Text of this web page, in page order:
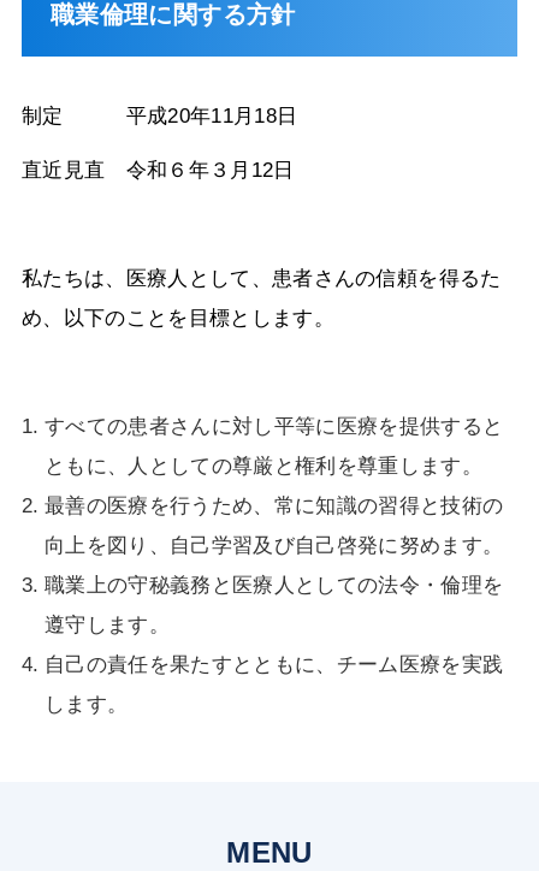
職業倫理に関する方針
制定 平成20年11月18日
直近見直 令和６年３月12日
私たちは、医療人として、患者さんの信頼を得るた
め、以下のことを目標とします。
すべての患者さんに対し平等に医療を提供すると
ともに、人としての尊厳と権利を尊重します。
最善の医療を行うため、常に知識の習得と技術の
向上を図り、自己学習及び自己啓発に努めます。
職業上の守秘義務と医療人としての法令・倫理を
遵守します。
自己の責任を果たすとともに、チーム医療を実践
します。
MENU